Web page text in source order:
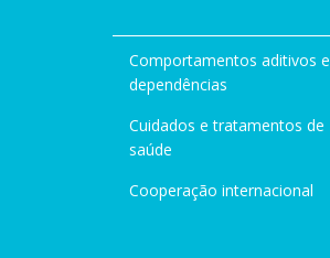
Comportamentos aditivos e
dependências
Cuidados e tratamentos de
saúde
Cooperação internacional